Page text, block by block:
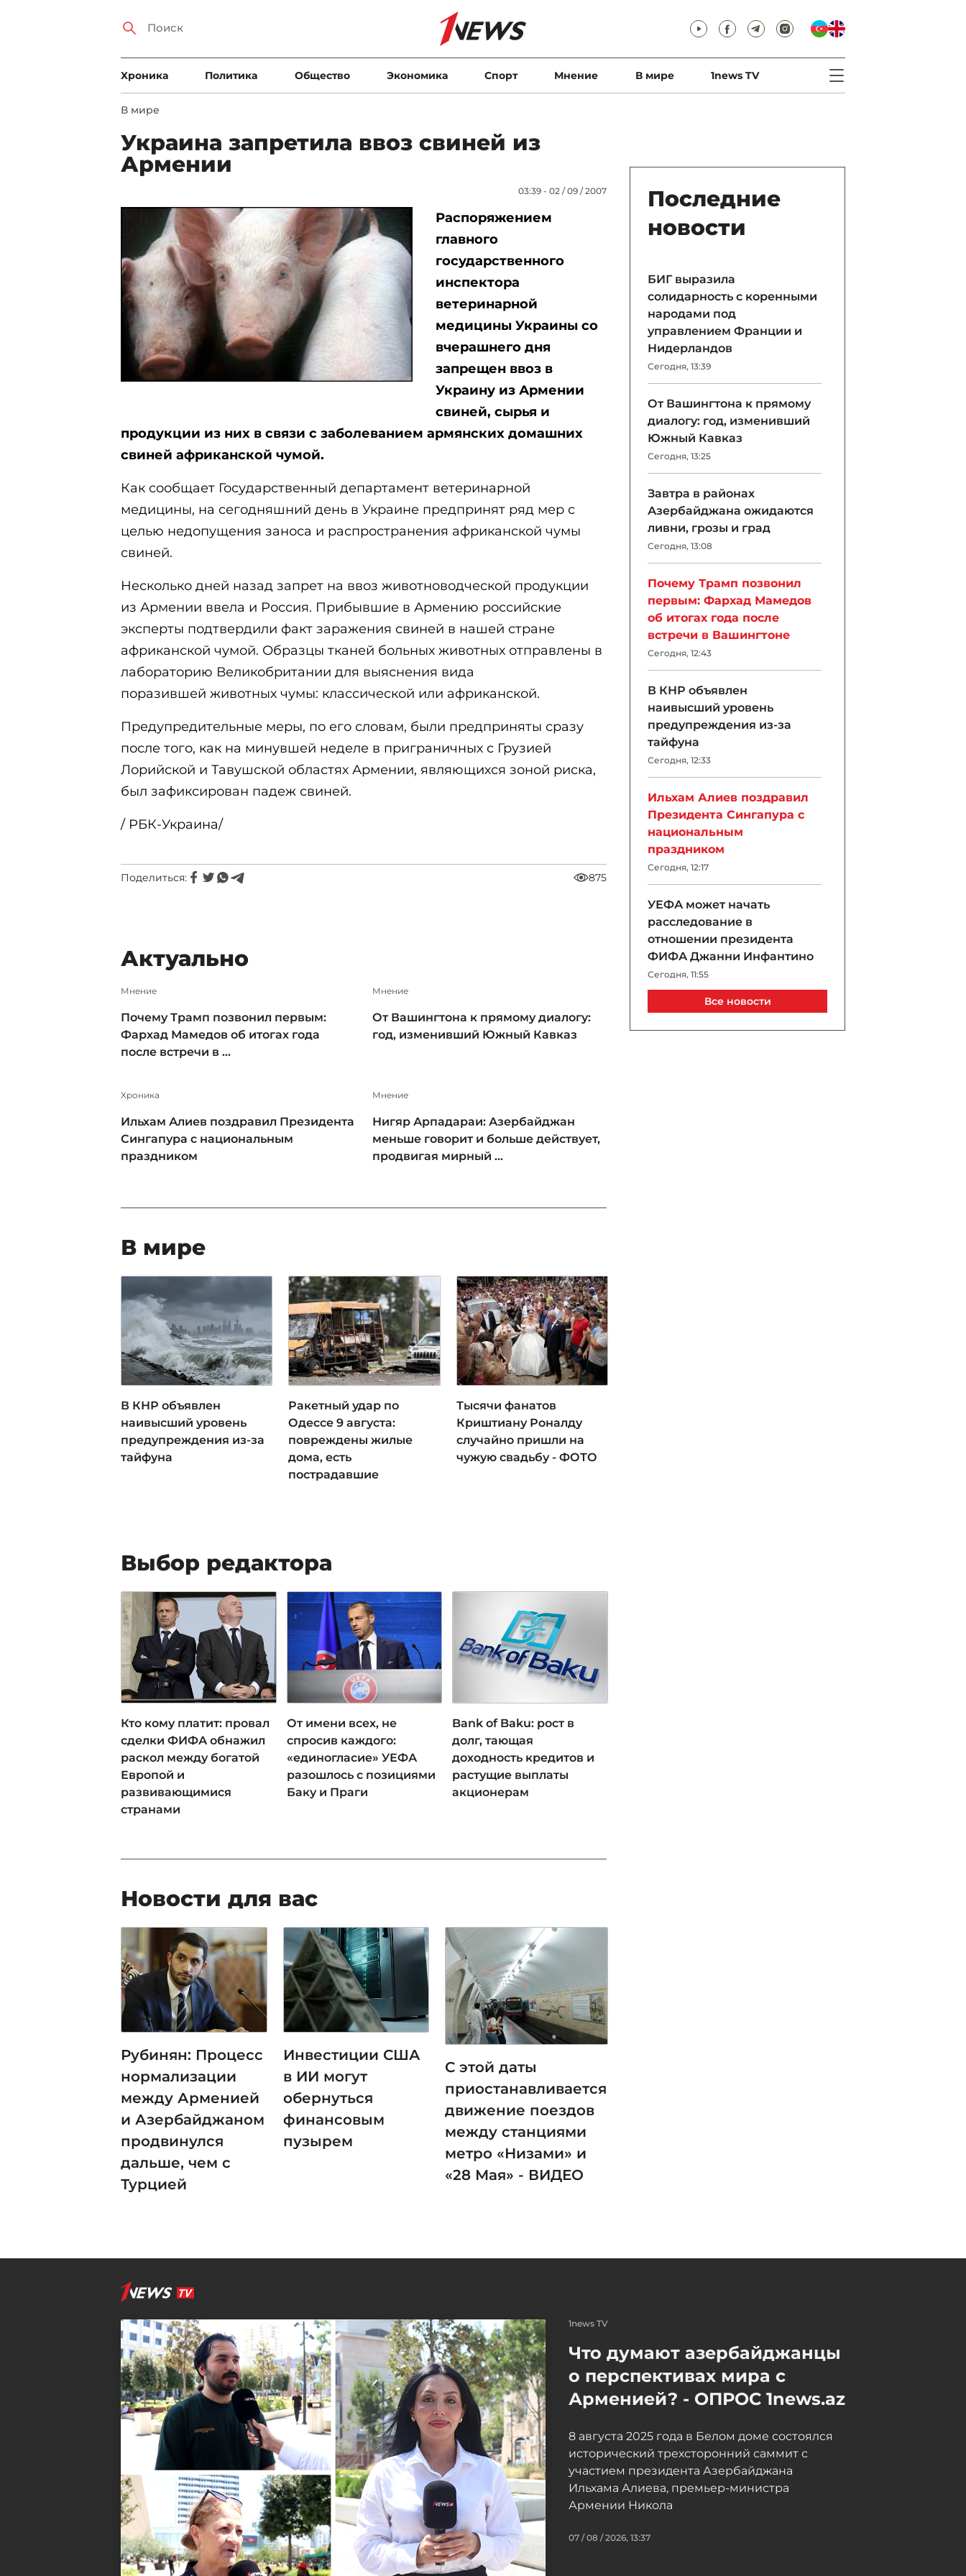
Xроника Политика Общество Экономика Спорт Мнение В мире 1news TV
В мире
Украина запретила ввоз свиней из
Армении
03:39 - 02 / 09 / 2007
Распоряжением
главного
государственного
инспектора
ветеринарной
медицины Украины со
вчерашнего дня
запрещен ввоз в
Украину из Армении
свиней, сырья и
продукции из них в связи с заболеванием армянских домашних
свиней африканской чумой.
Как сообщает Государственный департамент ветеринарной
медицины, на сегодняшний день в Украине предпринят ряд мер с
целью недопущения заноса и распространения африканской чумы
свиней.
Несколько дней назад запрет на ввоз животноводческой продукции
из Армении ввела и Россия. Прибывшие в Армению российские
эксперты подтвердили факт заражения свиней в нашей стране
африканской чумой. Образцы тканей больных животных отправлены в
лабораторию Великобритании для выяснения вида
поразившей животных чумы: классической или африканской.
Предупредительные меры, по его словам, были предприняты сразу
после того, как на минувшей неделе в приграничных с Грузией
Лорийской и Тавушской областях Армении, являющихся зоной риска,
был зафиксирован падеж свиней.
/ РБК-Украина/
Поделиться: 875
Актуально
Мнение
Почему Трамп позвонил первым:
Фархад Мамедов об итогах года
после встречи в ...
Мнение
От Вашингтона к прямому диалогу:
год, изменивший Южный Кавказ
Xроника
Ильхам Алиев поздравил Президента
Сингапура с национальным
праздником
Мнение
Нигяр Арпадараи: Азербайджан
меньше говорит и больше действует,
продвигая мирный ...
В мире
В КНР объявлен
наивысший уровень
предупреждения из-за
тайфуна
Ракетный удар по
Одессе 9 августа:
повреждены жилые
дома, есть
пострадавшие
Тысячи фанатов
Криштиану Роналду
случайно пришли на
чужую свадьбу - ФОТО
Выбор редактора
Кто кому платит: провал
сделки ФИФА обнажил
раскол между богатой
Европой и
развивающимися
странами
От имени всех, не
спросив каждого:
«единогласие» УЕФА
разошлось с позициями
Баку и Праги
Bank of Baku: рост в
долг, тающая
доходность кредитов и
растущие выплаты
акционерам
Новости для вас
Рубинян: Процесс
нормализации
между Арменией
и Азербайджаном
продвинулся
дальше, чем с
Турцией
Инвестиции США
в ИИ могут
обернуться
финансовым
пузырем
С этой даты
приостанавливается
движение поездов
между станциями
метро «Низами» и
«28 Мая» - ВИДЕО
Последние
новости
БИГ выразила
солидарность с коренными
народами под
управлением Франции и
Нидерландов
Сегодня, 13:39
От Вашингтона к прямому
диалогу: год, изменивший
Южный Кавказ
Сегодня, 13:25
Завтра в районах
Азербайджана ожидаются
ливни, грозы и град
Сегодня, 13:08
Почему Трамп позвонил
первым: Фархад Мамедов
об итогах года после
встречи в Вашингтоне
Сегодня, 12:43
В КНР объявлен
наивысший уровень
предупреждения из-за
тайфуна
Сегодня, 12:33
Ильхам Алиев поздравил
Президента Сингапура с
национальным
праздником
Сегодня, 12:17
УЕФА может начать
расследование в
отношении президента
ФИФА Джанни Инфантино
Сегодня, 11:55
Ушел из жизни профессор
химического факультета
баллистической ракеты
Все новости
1news TV
Что думают азербайджанцы
о перспективах мира с
Арменией? - ОПРОС 1news.az
8 августа 2025 года в Белом доме состоялся
исторический трехсторонний саммит с
участием президента Азербайджана
Ильхама Алиева, премьер-министра
Армении Никола
07 / 08 / 2026, 13:37